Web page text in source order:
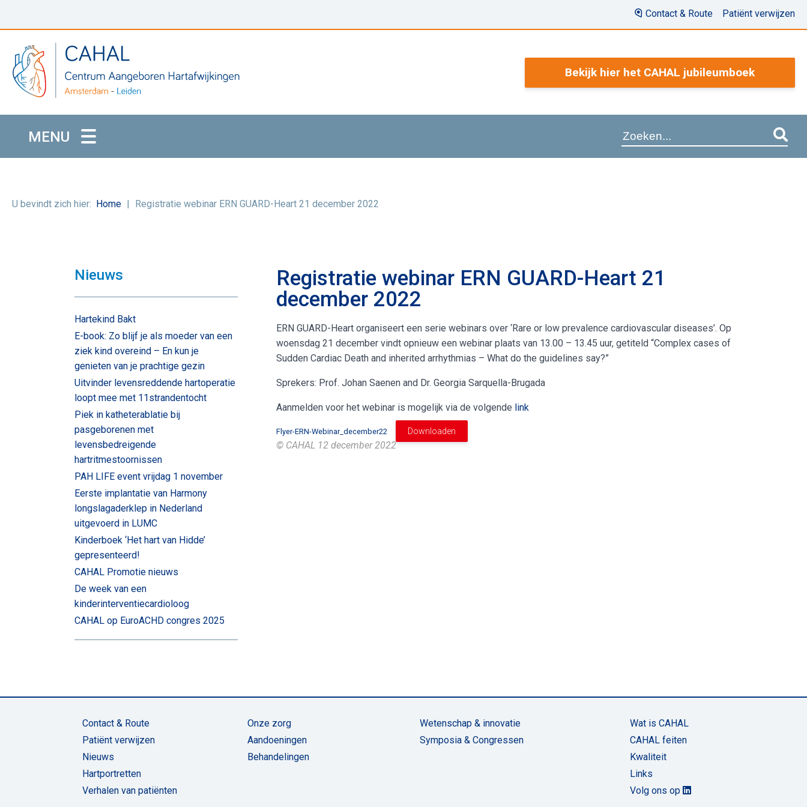
Contact & Route Patiënt verwijzen
Bekijk hier het CAHAL jubileumboek
MENU
U bevindt zich hier: Home Registratie webinar ERN GUARD-Heart 21 december 2022
Nieuws
Hartekind Bakt
E-book: Zo blijf je als moeder van een
ziek kind overeind – En kun je
genieten van je prachtige gezin
Uitvinder levensreddende hartoperatie
loopt mee met 11strandentocht
Piek in katheterablatie bij
pasgeborenen met
levensbedreigende
hartritmestoornissen
PAH LIFE event vrijdag 1 november
Eerste implantatie van Harmony
longslagaderklep in Nederland
uitgevoerd in LUMC
Kinderboek ‘Het hart van Hidde’
gepresenteerd!
CAHAL Promotie nieuws
De week van een
kinderinterventiecardioloog
CAHAL op EuroACHD congres 2025
Registratie webinar ERN GUARD-Heart 21
december 2022
ERN GUARD-Heart organiseert een serie webinars over ‘Rare or low prevalence cardiovascular diseases’. Op
woensdag 21 december vindt opnieuw een webinar plaats van 13.00 – 13.45 uur, getiteld “Complex cases of
Sudden Cardiac Death and inherited arrhythmias – What do the guidelines say?”
Sprekers: Prof. Johan Saenen and Dr. Georgia Sarquella-Brugada
Aanmelden voor het webinar is mogelijk via de volgende link
Flyer-ERN-Webinar_december22 Downloaden
© CAHAL 12 december 2022
Contact & Route
Patiënt verwijzen
Nieuws
Hartportretten
Verhalen van patiënten
Onze zorg
Aandoeningen
Behandelingen
Wetenschap & innovatie
Symposia & Congressen
Wat is CAHAL
CAHAL feiten
Kwaliteit
Links
Volg ons op